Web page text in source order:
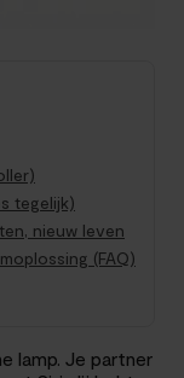
tegelijk)
nieuw leven
(FAQ)
lamp. Je partner